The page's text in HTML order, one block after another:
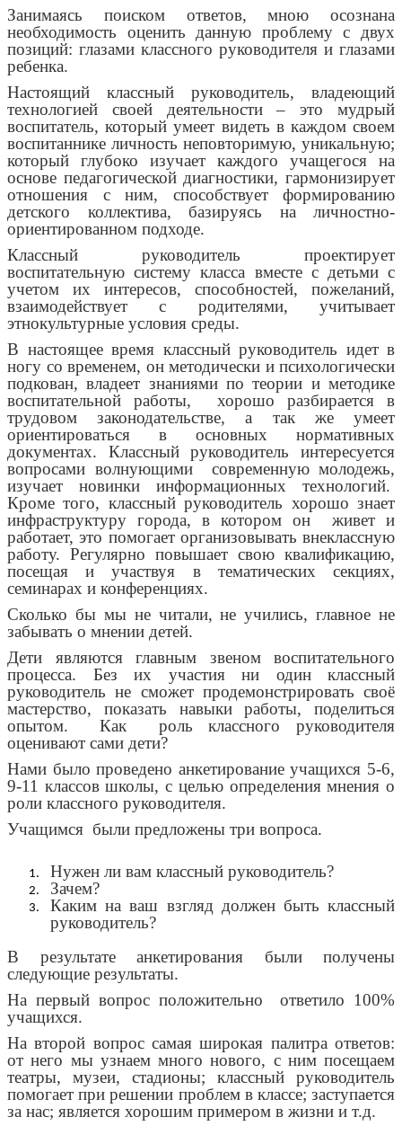
Занимаясь поиском ответов, мною осознана
необходимость оценить данную проблему с двух
позиций: глазами классного руководителя и глазами
ребенка.
Настоящий классный руководитель, владеющий
технологией своей деятельности – это мудрый
воспитатель, который умеет видеть в каждом своем
воспитаннике личность неповторимую, уникальную;
который глубоко изучает каждого учащегося на
основе педагогической диагностики, гармонизирует
отношения с ним, способствует формированию
детского коллектива, базируясь на личностно-
ориентированном подходе.
Классный руководитель проектирует
воспитательную систему класса вместе с детьми с
учетом их интересов, способностей, пожеланий,
взаимодействует с родителями, учитывает
этнокультурные условия среды.
В настоящее время классный руководитель идет в
ногу со временем, он методически и психологически
подкован, владеет знаниями по теории и методике
воспитательной работы, хорошо разбирается в
трудовом законодательстве, а так же умеет
ориентироваться в основных нормативных
документах. Классный руководитель интересуется
вопросами волнующими современную молодежь,
изучает новинки информационных технологий.
Кроме того, классный руководитель хорошо знает
инфраструктуру города, в котором он живет и
работает, это помогает организовывать внеклассную
работу. Регулярно повышает свою квалификацию,
посещая и участвуя в тематических секциях,
семинарах и конференциях.
Сколько бы мы не читали, не учились, главное не
забывать о мнении детей.
Дети являются главным звеном воспитательного
процесса. Без их участия ни один классный
руководитель не сможет продемонстрировать своё
мастерство, показать навыки работы, поделиться
опытом. Как роль классного руководителя
оценивают сами дети?
Нами было проведено анкетирование учащихся 5-6,
9-11 классов школы, с целью определения мнения о
роли классного руководителя.
Учащимся были предложены три вопроса.
Нужен ли вам классный руководитель?
Зачем?
Каким на ваш взгляд должен быть классный
руководитель?
В результате анкетирования были получены
следующие результаты.
На первый вопрос положительно ответило 100%
учащихся.
На второй вопрос самая широкая палитра ответов:
от него мы узнаем много нового, с ним посещаем
театры, музеи, стадионы; классный руководитель
помогает при решении проблем в классе; заступается
за нас; является хорошим примером в жизни и т.д.